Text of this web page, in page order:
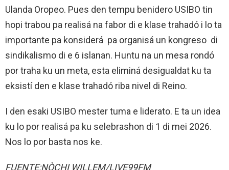
Ulanda Oropeo. Pues den tempu benidero USIBO tin
hopi trabou pa realisá na fabor di e klase trahadó i lo ta
importante pa konsiderá pa organisá un kongreso di
sindikalismo di e 6 islanan. Huntu na un mesa rondó
por traha ku un meta, esta eliminá desigualdat ku ta
eksistí den e klase trahadó riba nivel di Reino.
I den esaki USIBO mester tuma e liderato. E ta un idea
ku lo por realisá pa ku selebrashon di 1 di mei 2026.
Nos lo por basta nos ke.
FUENTE:NÒCHI WILLEM/LIVE99FM